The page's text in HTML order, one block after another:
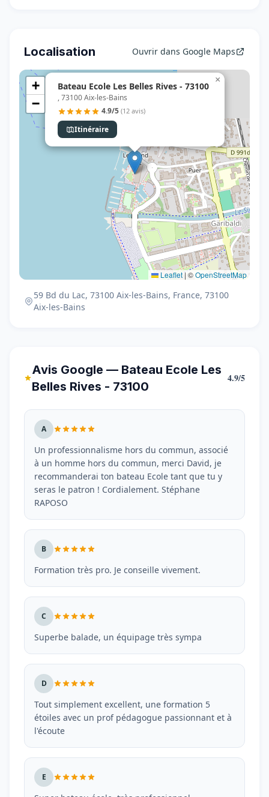
Localisation Ouvrir dans Google Maps
Bateau Ecole Les Belles Rives - 73100
, 73100 Aix-les-Bains
4.9/5 (12 avis)
Itinéraire
×
+
−
Leaflet|©OpenStreetMap
59 Bd du Lac, 73100 Aix-les-Bains, France, 73100
Aix-les-Bains
Avis Google — Bateau Ecole Les
Belles Rives - 73100
4.9/5
A
Un professionnalisme hors du commun, associé
à un homme hors du commun, merci David, je
recommanderai ton bateau Ecole tant que tu y
seras le patron ! Cordialement. Stéphane
RAPOSO
B
Formation très pro. Je conseille vivement.
C
Superbe balade, un équipage très sympa
D
Tout simplement excellent, une formation 5
étoiles avec un prof pédagogue passionnant et à
l'écoute
E